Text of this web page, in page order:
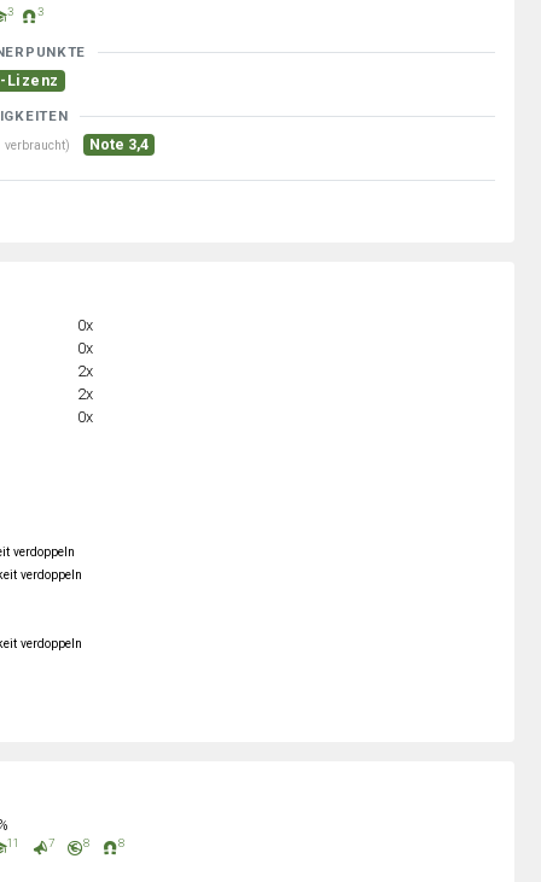
11 7 8 8
3 3
Lizenz
verbraucht) Note 3,4
0x
0x
2x
2x
0x
verdoppeln
verdoppeln
verdoppeln